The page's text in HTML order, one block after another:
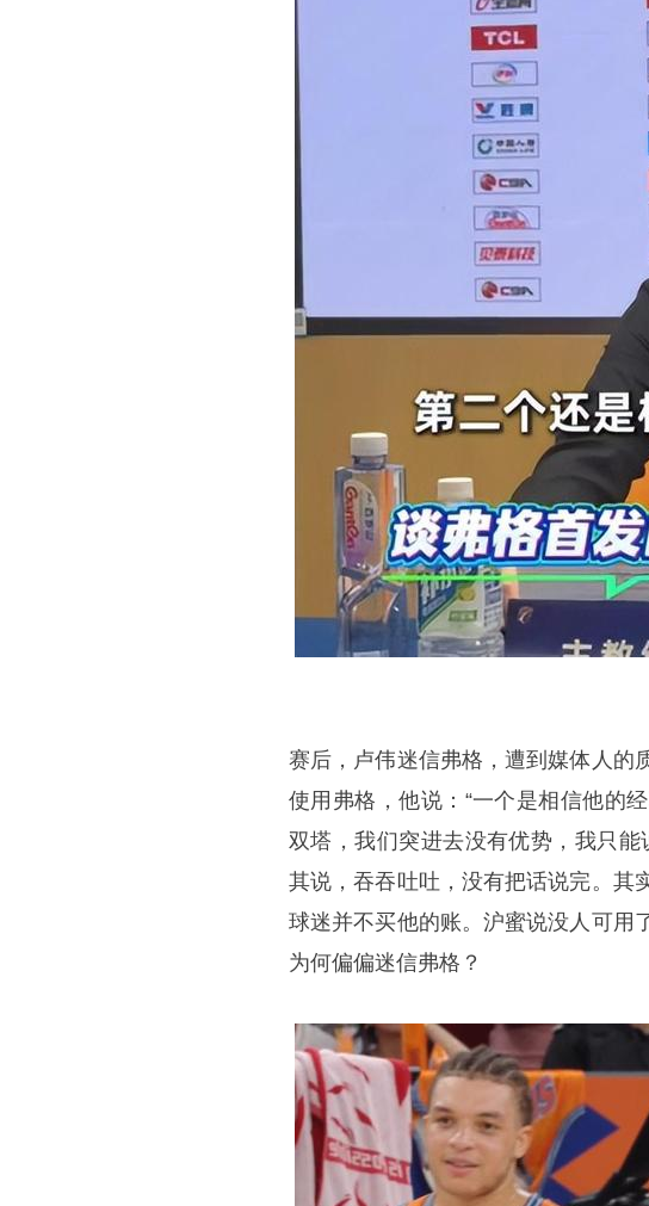
赛后，卢伟迷信弗格，遭到媒体人的
使用弗格，他说：“一个是相信他的
双塔，我们突进去没有优势，我只能
其说，吞吞吐吐，没有把话说完。其
球迷并不买他的账。沪蜜说没人可用
为何偏偏迷信弗格？